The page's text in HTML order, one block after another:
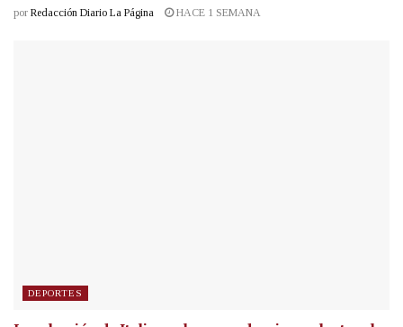
por Redacción Diario La Página HACE 1 SEMANA
DEPORTES